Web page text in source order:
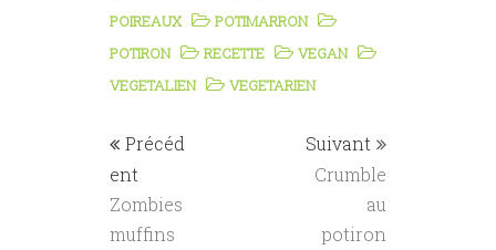
POIREAUX
POTIMARRON
POTIRON
RECETTE
VEGAN
VEGETALIEN
VEGETARIEN
Précéd
ent
Zombies
muffins
Suivant
Crumble
au
potiron